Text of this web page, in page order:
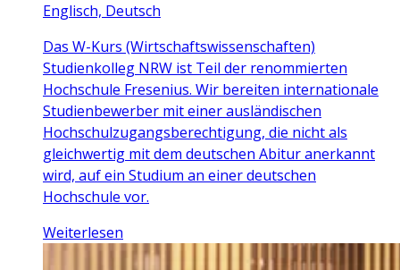
Englisch, Deutsch
Das W-Kurs (Wirtschaftswissenschaften)
Studienkolleg NRW ist Teil der renommierten
Hochschule Fresenius. Wir bereiten internationale
Studienbewerber mit einer ausländischen
Hochschulzugangsberechtigung, die nicht als
gleichwertig mit dem deutschen Abitur anerkannt
wird, auf ein Studium an einer deutschen
Hochschule vor.
Weiterlesen